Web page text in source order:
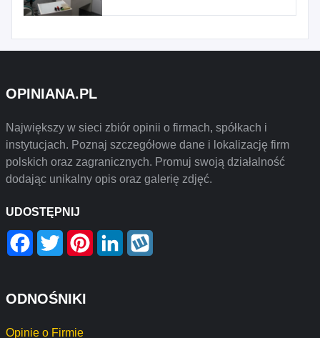
OPINIANA.PL
Największy w sieci zbiór opinii o firmach, spółkach i
instytucjach. Poznaj szczegółowe dane i lokalizację firm
polskich oraz zagranicznych. Promuj swoją działalność
dodając unikalny opis oraz galerię zdjęć.
UDOSTĘPNIJ
Facebook
Twitter PinterestLinkedIn
ODNOŚNIKI
Opinie o Firmie